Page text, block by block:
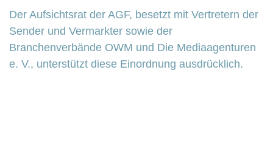
Der Aufsichtsrat der AGF, besetzt mit Vertretern der
Sender und Vermarkter sowie der
Branchenverbände OWM und Die Mediaagenturen
e. V., unterstützt diese Einordnung ausdrücklich.